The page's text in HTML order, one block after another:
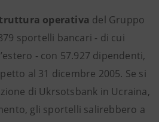
operativa del Gruppo
sportelli bancari - di cui
- con 57.927 dipendenti,
al 31 dicembre 2005. Se si
di Ukrsotsbank in Ucraina,
gli sportelli salirebbero a